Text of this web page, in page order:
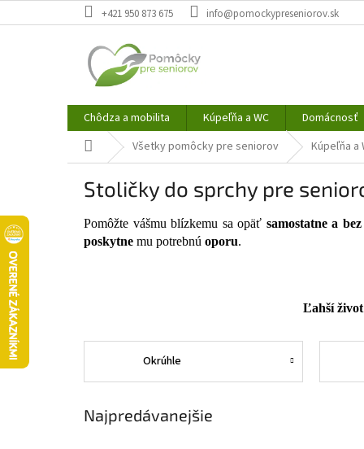
na
+421 950 873 675 info@pomockypreseniorov.sk
Chôdza a mobilita Kúpeľňa a WC Domácnosť
DomovVšetky pomôcky pre seniorov Kúpeľňa a
Stoličky do sprchy pre
Pomôžte vášmu blízkemu sa opäť samostatne a
poskytne mu potrebnú oporu.
Ľahší
Okrúhle
Najpredávanejšie